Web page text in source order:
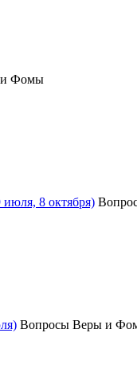
и Фомы
8 октября)
Вопросы Веры и